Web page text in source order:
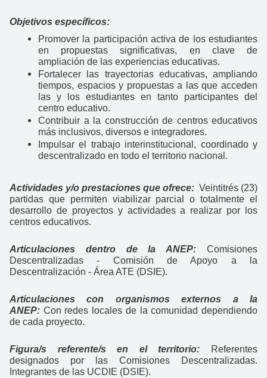
Objetivos específicos:
Promover la participación activa de los estudiantes
en propuestas significativas, en clave de
ampliación de las experiencias educativas.
Fortalecer las trayectorias educativas, ampliando
tiempos, espacios y propuestas a las que acceden
las y los estudiantes en tanto participantes del
centro educativo.
Contribuir a la construcción de centros educativos
más inclusivos, diversos e integradores.
Impulsar el trabajo interinstitucional, coordinado y
descentralizado en todo el territorio nacional.
Actividades y/o prestaciones que ofrece: Veintitrés (23)
partidas que permiten viabilizar parcial o totalmente el
desarrollo de proyectos y actividades a realizar por los
centros educativos.
Articulaciones dentro de la ANEP: Comisiones
Descentralizadas - Comisión de Apoyo a la
Descentralización - Área ATE (DSIE).
Articulaciones con organismos externos a la
ANEP: Con redes locales de la comunidad dependiendo
de cada proyecto.
Figura/s referente/s en el territorio:
Referentes
designados por las Comisiones Descentralizadas.
Integrantes de las UCDIE (DSIE).